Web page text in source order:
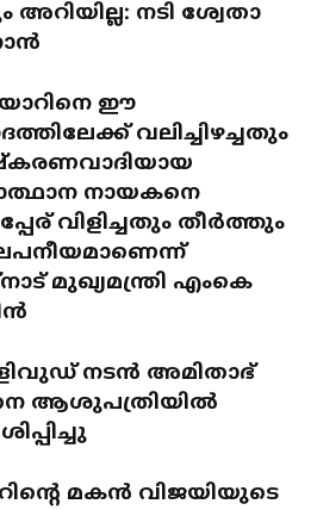
അറിയില്ല: നടി ശ്വേതാ
ഈ
വലിച്ചിഴച്ചതും
നായകനെ
വിളിച്ചതും തീര്‍ത്തും
മുഖ്യമന്ത്രി എംകെ
നടന്‍ അമിതാഭ്
ആശുപത്രിയില്‍
മകന്‍ വിജയിയുടെ